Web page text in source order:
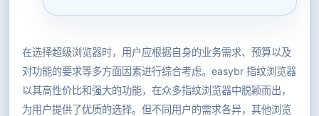
在选择超级浏览器时，用户应根据自身的业务需求、预算以及
对功能的要求等多方面因素进行综合考虑。easybr 指纹浏览器
以其高性价比和强大的功能，在众多指纹浏览器中脱颖而出，
为用户提供了优质的选择。但不同用户的需求各异，其他浏览